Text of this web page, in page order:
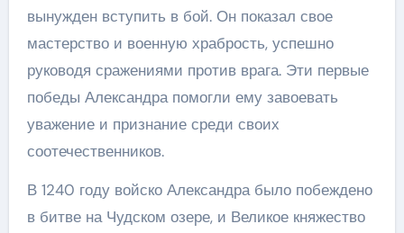
вынужден вступить в бой. Он показал свое
мастерство и военную храбрость, успешно
руководя сражениями против врага. Эти первые
победы Александра помогли ему завоевать
уважение и признание среди своих
соотечественников.
В 1240 году войско Александра было побеждено
в битве на Чудском озере, и Великое княжество